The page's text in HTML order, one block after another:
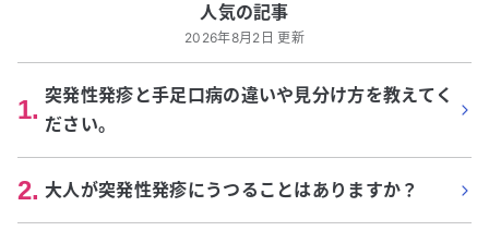
人気の記事
2026年8月2日 更新
1. 突発性発疹と手足口病の違いや見分け方を教えてく
ださい。
2. 大人が突発性発疹にうつることはありますか？